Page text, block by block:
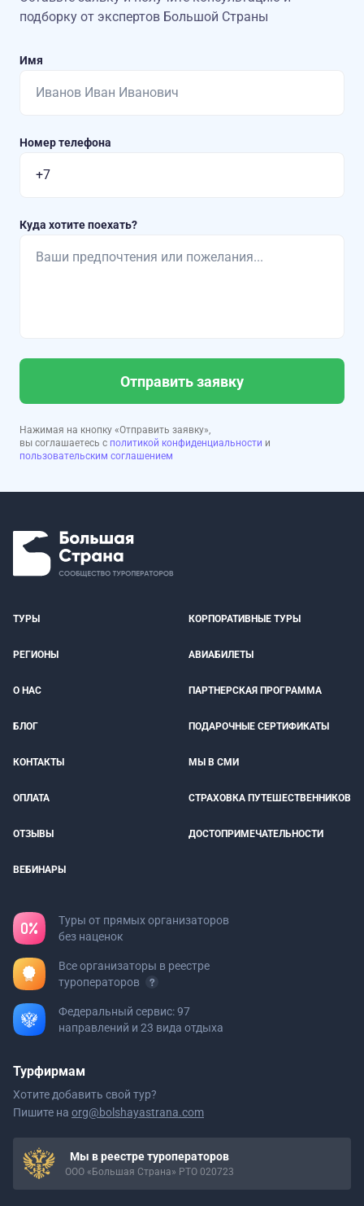
подборку от экспертов Большой Страны
Имя
Номер телефона
Куда хотите поехать?
Отправить заявку
Нажимая на кнопку «Отправить заявку»,
вы соглашаетесь с политикой конфиденциальности и
пользовательским соглашением
ТУРЫ КОРПОРАТИВНЫЕ ТУРЫ
РЕГИОНЫ АВИАБИЛЕТЫ
О НАС ПАРТНЕРСКАЯ ПРОГРАММА
БЛОГ ПОДАРОЧНЫЕ СЕРТИФИКАТЫ
КОНТАКТЫ МЫ В СМИ
ОПЛАТА СТРАХОВКА ПУТЕШЕСТВЕННИКОВ
ОТЗЫВЫ ДОСТОПРИМЕЧАТЕЛЬНОСТИ
ВЕБИНАРЫ
Туры от прямых организаторов
без наценок
Все организаторы в реестре
туроператоров
Федеральный сервис: 97
направлений и 23 вида отдыха
Турфирмам
Хотите добавить свой тур?
Пишите на org@bolshayastrana.com
Мы в реестре туроператоров
ООО «Большая Страна» РТО 020723